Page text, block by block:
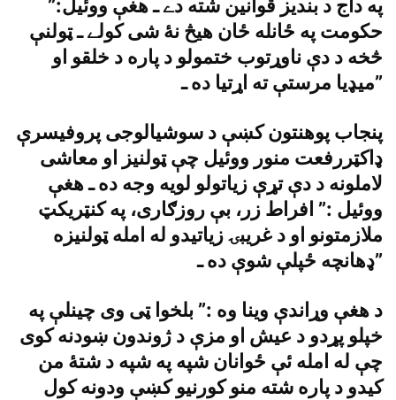
په داج د بنديز قوانين شته دے ـ هغې ووئيل:”
حکومت په ځانله ځان هيڅ نۀ شى کولے ـ ټولنې
څخه د دې ناوړتوب ختمولو د پاره د خلقو او
ميډيا مرستې ته اړتيا ده ـ”
پنجاب پوهنتون کښې د سوشيالوجى پروفيسرې
ډاکټررفعت منور ووئيل چې ټولنيز او معاشى
لاملونه د دې تړې زياتولو لويه وجه ده ـ هغې
ووئيل :” افراط زر، بې روزګارى، په کنټريکټ
ملازمتونو او د غريبۍ زياتيدو له امله ټولنيزه
ډهانچه ځپلې شوې ده ـ”
د هغې وړاندې وينا وه :” بلخوا ټى وى چينلې په
خپلو پړدو د عيش او مزې د ژوندون ښودنه کوى
چې له امله ئې ځوانان شپه په شپه د شتۀ من
کيدو د پاره شته منو کورنيو کښې ودونه کول